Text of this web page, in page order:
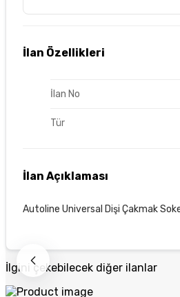
İlan Özellikleri
İlan No
Tür
İlan Açıklaması
Autoline Universal Dişi Çakmak
İlgini çekebilecek diğer ilanlar